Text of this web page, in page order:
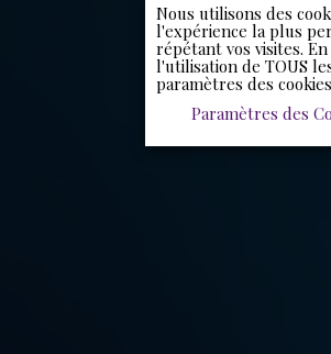
Nous utilisons des
l'expérience la plus
répétant vos visites.
l'utilisation de TOUS
paramètres des
Paramètres des